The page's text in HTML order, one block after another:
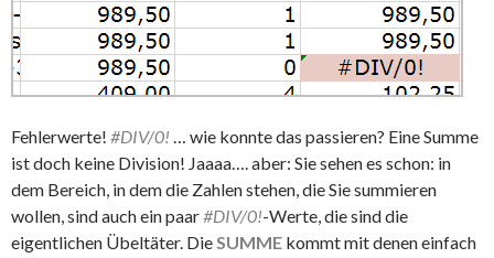
Fehlerwerte! #DIV/0! … wie konnte das passieren? Eine Summe
ist doch keine Division! Jaaaa…. aber: Sie sehen es schon: in
dem Bereich, in dem die Zahlen stehen, die Sie summieren
wollen, sind auch ein paar#DIV/0!-Werte, die sind die
eigentlichen Übeltäter. Die SUMME kommt mit denen einfach